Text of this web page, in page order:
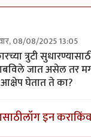
08/08/2025 13:05
byमाईसाहेब
त्रुटी
जात असेल तर
आक्षेप घेतात ते का?
लॉग इन करा